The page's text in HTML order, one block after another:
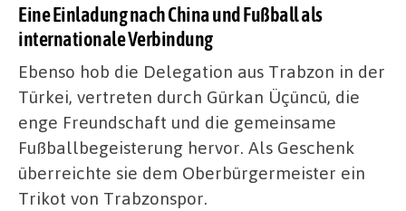
Eine Einladung nach China und Fußball als
internationale Verbindung
Ebenso hob die Delegation aus Trabzon in der
Türkei, vertreten durch Gürkan Üçüncü, die
enge Freundschaft und die gemeinsame
Fußballbegeisterung hervor. Als Geschenk
überreichte sie dem Oberbürgermeister ein
Trikot von Trabzonspor.